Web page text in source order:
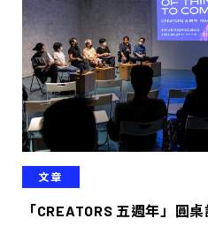
文章
「CREATORS 五週年」圓